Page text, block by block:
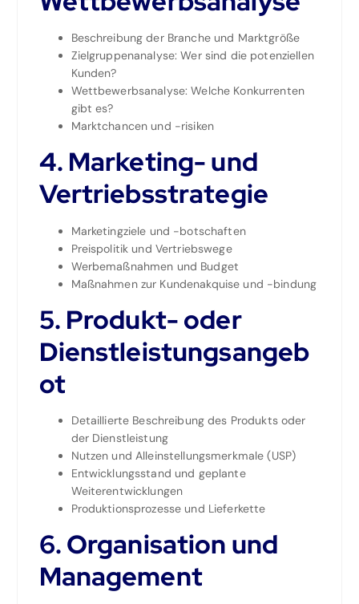
Beschreibung der Branche und Marktgröße
Zielgruppenanalyse: Wer sind die potenziellen
Kunden?
Wettbewerbsanalyse: Welche Konkurrenten
gibt es?
Marktchancen und -risiken
4. Marketing- und
Vertriebsstrategie
Marketingziele und -botschaften
Preispolitik und Vertriebswege
Werbemaßnahmen und Budget
Maßnahmen zur Kundenakquise und -bindung
5. Produkt- oder
Dienstleistungsangeb
ot
Detaillierte Beschreibung des Produkts oder
der Dienstleistung
Nutzen und Alleinstellungsmerkmale (USP)
Entwicklungsstand und geplante
Weiterentwicklungen
Produktionsprozesse und Lieferkette
6. Organisation und
Management